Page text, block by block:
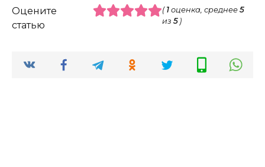
Оцените
статью
( 1оценка, среднее 5
из 5)